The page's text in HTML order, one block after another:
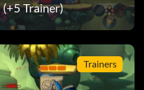
Trainer)
Trainers